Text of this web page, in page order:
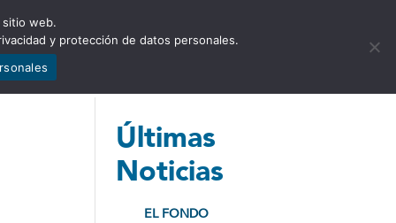
NOTICIAS CONTÁCTENOS
Últimas
Noticias
EL FONDO
sitio web.
y protección de datos personales.